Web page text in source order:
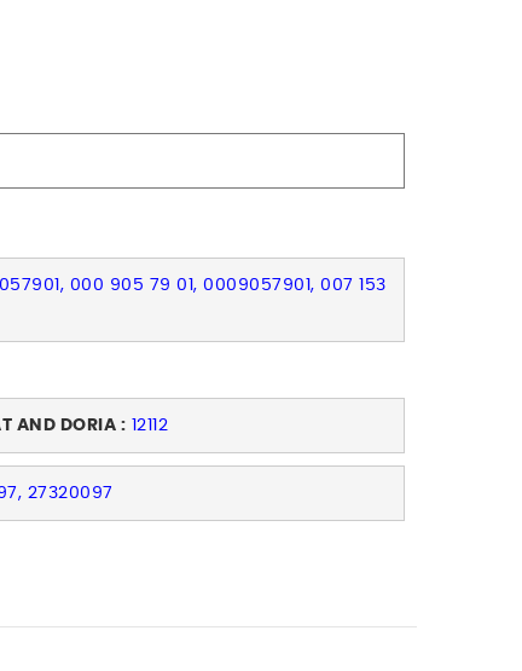
000 905 79 01, 0009057901, 007 153
AND DORIA : 12112
27320097